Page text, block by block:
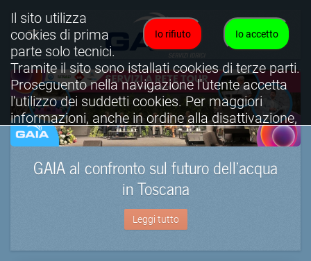
GAIA al confronto sul futuro dell’acqua
in Toscana
Leggi tutto
Io accetto
Io rifiuto
Il sito utilizza
cookies di prima
parte solo tecnici.
Tramite il sito sono istallati cookies di terze parti.
Proseguento nella navigazione l'utente accetta
l'utilizzo dei suddetti cookies. Per maggiori
informazioni, anche in ordine alla disattivazione,
è possibile consultare l'informativa cookies
completa.
Visualizza informativa completa.